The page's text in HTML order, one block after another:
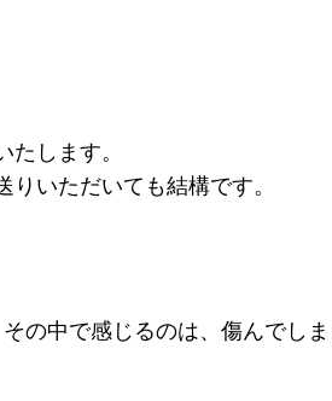
します。
いただいても結構です。
の中で感じるのは、傷んでし